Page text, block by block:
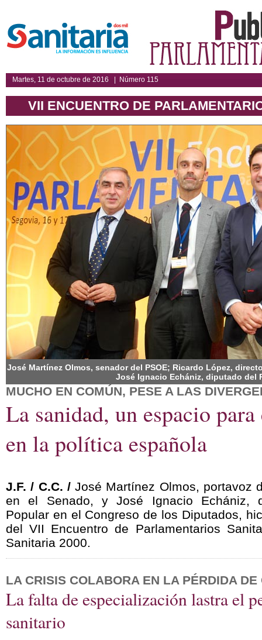
Martes, 11 de octubre de 2016 | Número 115
VII ENCUENTRO DE
José Martínez Olmos, senador del PSOE; Ricardo López,
José Ignacio Echániz, diputado del
MUCHO EN COMÚN, PESE A LAS
La sanidad, un espacio
en la política española
J.F. / C.C. /José Martínez Olmos, portavoz
en el Senado, y José Ignacio Echániz,
Popular en el Congreso de los Diputados,
del VII Encuentro de Parlamentarios
Sanitaria 2000.
LA CRISIS COLABORA EN LA PÉRDIDA DE
La falta de especialización lastra el
sanitario